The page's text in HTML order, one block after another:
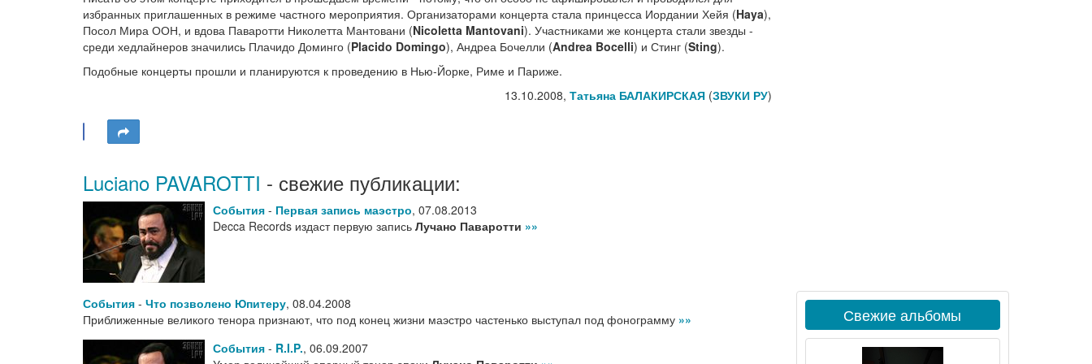
избранных приглашенных в режиме частного мероприятия. Организаторами концерта стала принцесса Иордании Хейя (Haya),
Посол Мира ООН, и вдова Паваротти Николетта Мантовани (Nicoletta Mantovani). Участниками же концерта стали звезды -
среди хедлайнеров значились Плачидо Доминго (Placido Domingo), Андреа Бочелли (Andrea Bocelli) и Стинг (Sting).
Подобные концерты прошли и планируются к проведению в Нью-Йорке, Риме и Париже.
13.10.2008, Татьяна БАЛАКИРСКАЯ(ЗВУКИ РУ)
Luciano PAVAROTTI - свежие публикации:
События - Первая запись маэстро, 07.08.2013
Decca Records издаст первую запись Лучано Паваротти »»
События - Что позволено Юпитеру, 08.04.2008
Приближенные великого тенора признают, что под конец жизни маэстро частенько выступал под фонограмму »»
События - R.I.P., 06.09.2007
Свежие альбомы